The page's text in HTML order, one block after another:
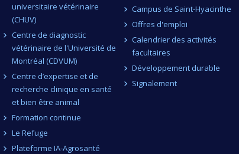
universitaire vétérinaire
(CHUV)
Centre de diagnostic
vétérinaire de l'Université de
Montréal (CDVUM)
Centre d’expertise et de
recherche clinique en santé
et bien être animal
Formation continue
Le Refuge
Plateforme IA-Agrosanté
Campus de Saint-Hyacinthe
Offres d'emploi
Calendrier des activités
facultaires
Développement durable
Signalement